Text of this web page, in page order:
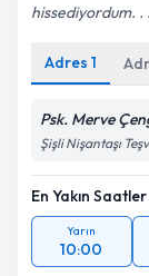
hissediyordum.
Adres 1
Psk. Merve
Şişli Nişantaşı
En Yakın Saatler
Yarın
10:00